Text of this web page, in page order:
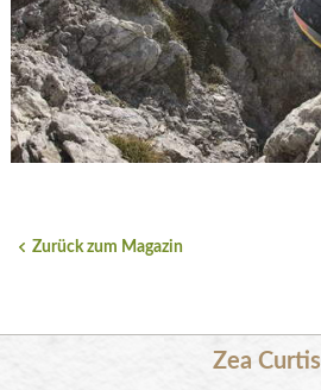
Zurück zum Magazin
Zea Curtis